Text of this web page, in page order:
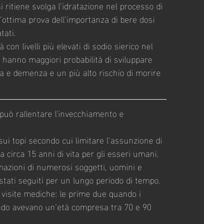
svolga l’idratazione nel processo di
prova dell’importanza di bere dosi
livelli più elevati di sodio sierico nel
maggiori probabilità di sviluppare
e demenza e un più alto rischio di morire
rallentare l'invecchiamento e
topi secondo cui limitare l’assunzione di
circa 15 anni di vita per gli esseri umani.
di numerosi soggetti, uomini e
seguiti per un lungo periodo di tempo.
mediche: le prime due quando i
avevano un’età compresa tra 70 e 90